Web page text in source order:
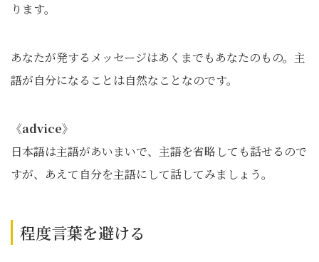
ります。
あなたが発するメッセージはあくまでもあなたのもの。主
語が自分になることは自然なことなのです。
《advice》
日本語は主語があいまいで、主語を省略しても話せるので
すが、あえて自分を主語にして話してみましょう。
程度言葉を避ける